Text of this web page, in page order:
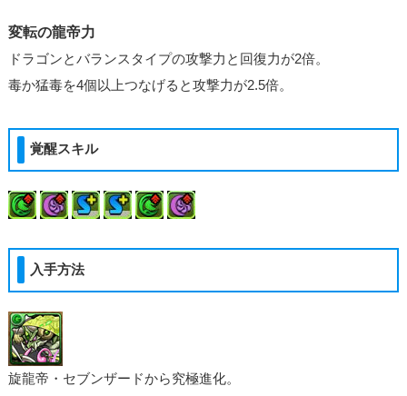
変転の龍帝力
ドラゴンとバランスタイプの攻撃力と回復力が2倍。
毒か猛毒を4個以上つなげると攻撃力が2.5倍。
覚醒スキル
入手方法
旋龍帝・セブンザードから究極進化。